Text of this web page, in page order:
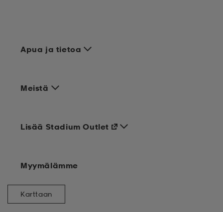
Apua ja tietoa
Meistä
Lisää Stadium Outlet
Myymälämme
Karttaan